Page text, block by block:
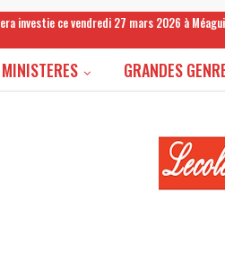
investie ce vendredi 27 mars 2026 à Méagui
GRANDES